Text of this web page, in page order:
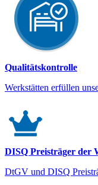
Qualitätskontrolle
Werkstätten erfüllen
DISQ Preisträger der
DtGV und DISQ